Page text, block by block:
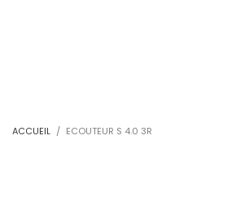
ACCUEIL ECOUTEUR S 4.0 3R